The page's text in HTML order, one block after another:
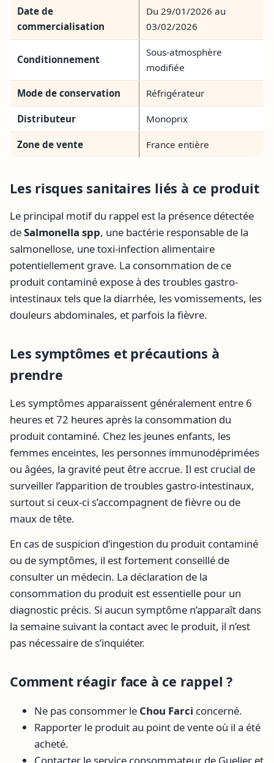
Date de
commercialisation
Du 29/01/2026 au
03/02/2026
Conditionnement
Sous-atmosphère
modifiée
Mode de conservation Réfrigérateur
Distributeur Monoprix
Zone de vente France entière
Les risques sanitaires liés à ce produit
Le principal motif du rappel est la présence détectée
deSalmonella spp, une bactérie responsable de la
salmonellose, une toxi-infection alimentaire
potentiellement grave. La consommation de ce
produit contaminé expose à des troubles gastro-
intestinaux tels que la diarrhée, les vomissements, les
douleurs abdominales, et parfois la fièvre.
Les symptômes et précautions à
prendre
Les symptômes apparaissent généralement entre 6
heures et 72 heures après la consommation du
produit contaminé. Chez les jeunes enfants, les
femmes enceintes, les personnes immunodéprimées
ou âgées, la gravité peut être accrue. Il est crucial de
surveiller l’apparition de troubles gastro-intestinaux,
surtout si ceux-ci s’accompagnent de fièvre ou de
maux de tête.
En cas de suspicion d’ingestion du produit contaminé
ou de symptômes, il est fortement conseillé de
consulter un médecin. La déclaration de la
consommation du produit est essentielle pour un
diagnostic précis. Si aucun symptôme n’apparaît dans
la semaine suivant la contact avec le produit, il n’est
pas nécessaire de s’inquiéter.
Comment réagir face à ce rappel ?
Ne pas consommer le Chou Farci concerné.
Rapporter le produit au point de vente où il a été
acheté.
Contacter le service consommateur de Guelier et